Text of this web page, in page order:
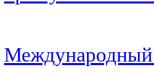
Международный